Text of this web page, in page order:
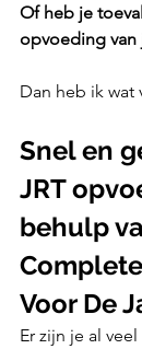
Of heb je
opvoeding van
Dan heb ik wat
Snel en
JRT
behulp
Voor De
Er zijn je al